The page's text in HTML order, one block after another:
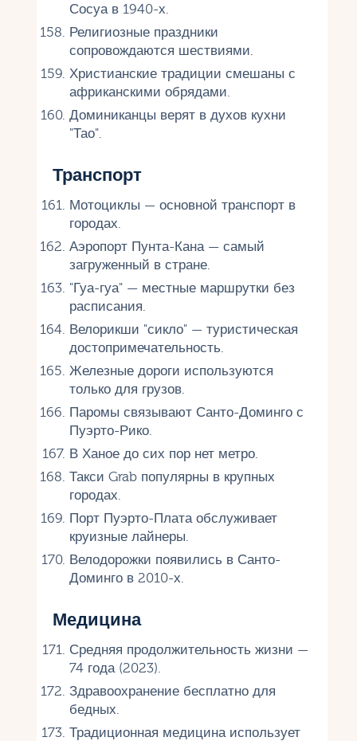
Сосуа в 1940-х.
Религиозные праздники
сопровождаются шествиями.
Христианские традиции смешаны с
африканскими обрядами.
Доминиканцы верят в духов кухни
"Тао".
Транспорт
Мотоциклы — основной транспорт в
городах.
Аэропорт Пунта-Кана — самый
загруженный в стране.
"Гуа-гуа" — местные маршрутки без
расписания.
Велорикши "сикло" — туристическая
достопримечательность.
Железные дороги используются
только для грузов.
Паромы связывают Санто-Доминго с
Пуэрто-Рико.
В Ханое до сих пор нет метро.
Такси Grab популярны в крупных
городах.
Порт Пуэрто-Плата обслуживает
круизные лайнеры.
Велодорожки появились в Санто-
Доминго в 2010-х.
Медицина
Средняя продолжительность жизни —
74 года (2023).
Здравоохранение бесплатно для
бедных.
Традиционная медицина использует